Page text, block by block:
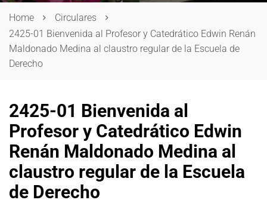
Home
Circulares
2425-01 Bienvenida al Profesor y Catedrático Edwin Renán
Maldonado Medina al claustro regular de la Escuela de
Derecho
2425-01 Bienvenida al
Profesor y Catedrático Edwin
Renán Maldonado Medina al
claustro regular de la Escuela
de Derecho